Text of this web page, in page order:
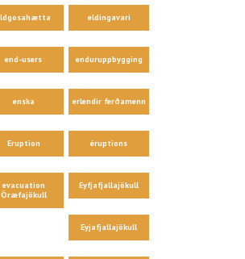
eldingavari
end-users enduruppbygging
enska erlendir ferðamenn
Eruption éruptions
evacuation
Öræfajökull
Eyfjafjallajökull
Eyjafjallajökull